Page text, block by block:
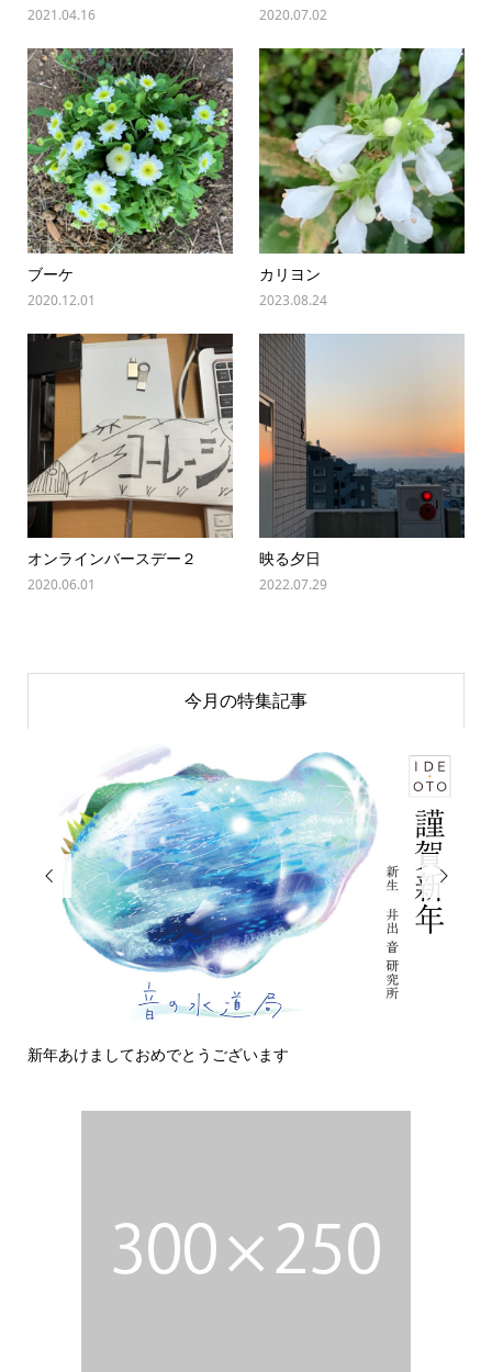
2021.04.16 2020.07.02
ブーケ
2020.12.01
カリヨン
2023.08.24
オンラインバースデー２
2020.06.01
映る夕日
2022.07.29
今月の特集記事

でとうございます
